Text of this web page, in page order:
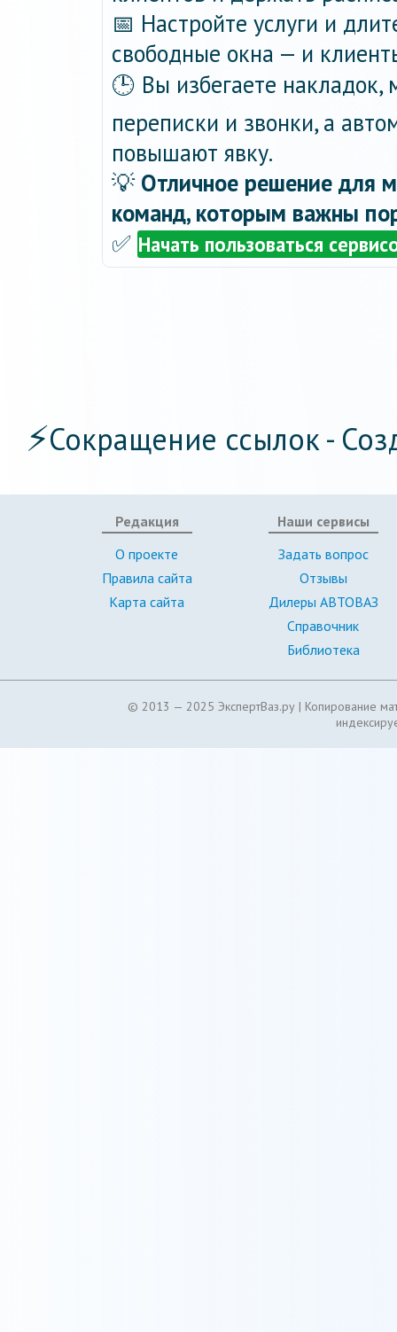
📅 Настройте услуги и
свободные окна — и
🕒 Вы избегаете
переписки и звонки, а
повышают явку.
💡 Отличное решение для
команд, которым важны
✅ Начать пользоваться
⚡Сокращение ссылок -
Редакция
О проекте
Правила сайта
Карта сайта
Наши сервисы
Задать вопрос
Отзывы
Дилеры АВТОВАЗ
Справочник
Библиотека
© 2013 — 2025 ЭкспертВаз.ру | Копирование